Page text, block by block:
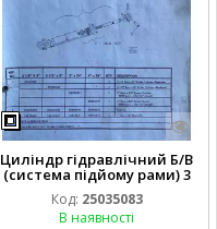
Циліндр гідравлічний Б/В
(система підйому рами) 3
1/2 84255910
Код: 25035083
В наявності